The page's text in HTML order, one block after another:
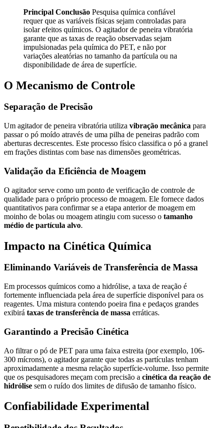
Principal Conclusão Pesquisa química confiável
requer que as variáveis físicas sejam controladas para
isolar efeitos químicos. O agitador de peneira vibratória
garante que as taxas de reação observadas sejam
impulsionadas pela química do PET, e não por
variações aleatórias no tamanho da partícula ou na
disponibilidade de área de superfície.
O Mecanismo de Controle
Separação de Precisão
Um agitador de peneira vibratória utiliza vibração mecânica para
passar o pó moído através de uma pilha de peneiras padrão com
aberturas decrescentes. Este processo físico classifica o pó a granel
em frações distintas com base nas dimensões geométricas.
Validação da Eficiência de Moagem
O agitador serve como um ponto de verificação de controle de
qualidade para o próprio processo de moagem. Ele fornece dados
quantitativos para confirmar se a etapa anterior de moagem em
moinho de bolas ou moagem atingiu com sucesso o tamanho
médio de partícula alvo.
Impacto na Cinética Química
Eliminando Variáveis de Transferência de Massa
Em processos químicos como a hidrólise, a taxa de reação é
fortemente influenciada pela área de superfície disponível para os
reagentes. Uma mistura contendo poeira fina e pedaços grandes
exibirá taxas de transferência de massa erráticas.
Garantindo a Precisão Cinética
Ao filtrar o pó de PET para uma faixa estreita (por exemplo, 106-
300 mícrons), o agitador garante que todas as partículas tenham
aproximadamente a mesma relação superfície-volume. Isso permite
que os pesquisadores meçam com precisão a cinética da reação de
hidrólise sem o ruído dos limites de difusão de tamanho físico.
Confiabilidade Experimental